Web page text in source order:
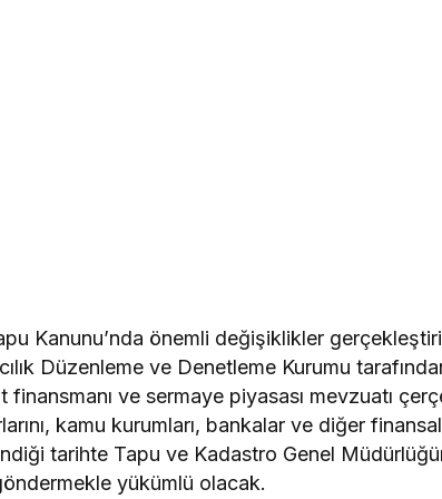
Kanunu’nda önemli değişiklikler
Düzenleme ve Denetleme Kurumu
finansmanı ve sermaye piyasası mevzuatı
kamu kurumları, bankalar ve diğer
tarihte Tapu ve Kadastro Genel
yükümlü olacak.